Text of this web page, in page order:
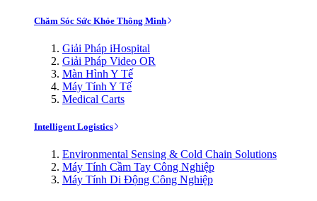
Chăm Sóc Sức Khỏe Thông Minh
Giải Pháp iHospital
Giải Pháp Video OR
Màn Hình Y Tế
Máy Tính Y Tế
Medical Carts
Intelligent Logistics
Environmental Sensing & Cold Chain Solutions
Máy Tính Cầm Tay Công Nghiệp
Máy Tính Di Động Công Nghiệp